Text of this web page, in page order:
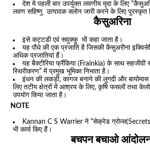
देश मे पहली बार उपर्युक्त लवणीय मृदा के लिए
लवण सहिष्णु उत्पादक क्लोन जारी करने के लिए पुरस्कृत
कैसुअरिना
इसे कट्टडी एवं सवुक्कु भी कहा जाता है।
यह पौधे की एक प्रजाति है जिसकी कैसुअरीना
अधिक प्रजातियां हैं।
यह बैक्टीरिया फ्रैंकिया (Frainkia) के साथ सहजीवी
स्थिरीकरण” में प्रमुख भूमिका निभाता है।
इंधन की लकड़ी, कागज बनाने की लुगदी और
लिए तटीय क्षेत्रों में आश्रय के लिए, कृषि फसलों तथा केलो
उपयोग किया जाता है।
NOTE
Kannan C S Warrier ने “सेक्रेड
भी कार्य किए हैं।
बचपन बचाओ